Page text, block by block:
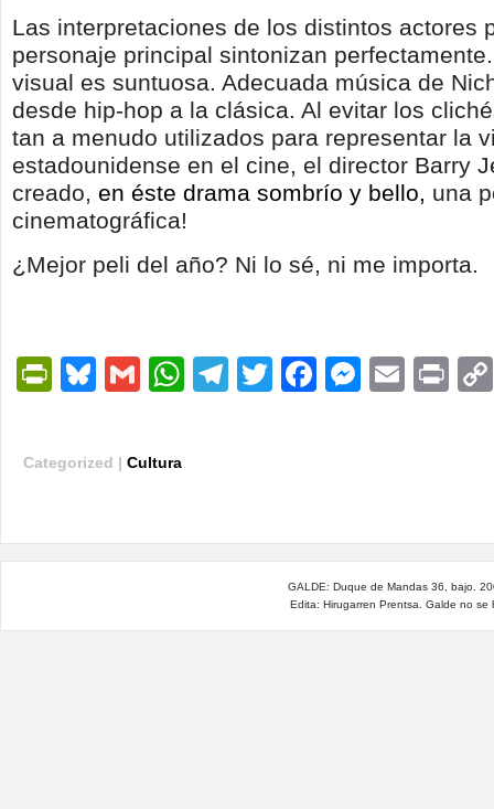
Las interpretaciones de los distintos actores
personaje principal sintonizan
visual es suntuosa. Adecuada música de
desde hip-hop a la clásica. Al evitar los
tan a menudo utilizados para representar la
estadounidense en el cine, el director Barry
creado, en éste drama sombrío y bello, una
cinematográfica!
¿Mejor peli del año? Ni lo sé, ni me importa.
PrintFriendly
Bluesky
GmailWhatsApp
Telegram
TwitterFacebook
Email
Categorized | Cultura
GALDE: Duque de Mandas 36, bajo.
Edita: Hirugarren Prentsa. Galde no